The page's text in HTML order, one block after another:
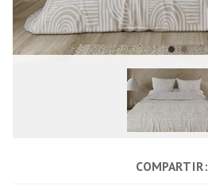
COMPARTIR: